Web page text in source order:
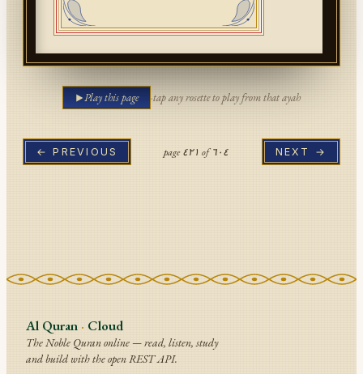
Play this page ·tap any rosette to play from that ayah
← PREVIOUS page٤٢١ of٦٠٤ NEXT →
Al Quran · Cloud
The Noble Quran online — read, listen, study
and build with the open REST API.